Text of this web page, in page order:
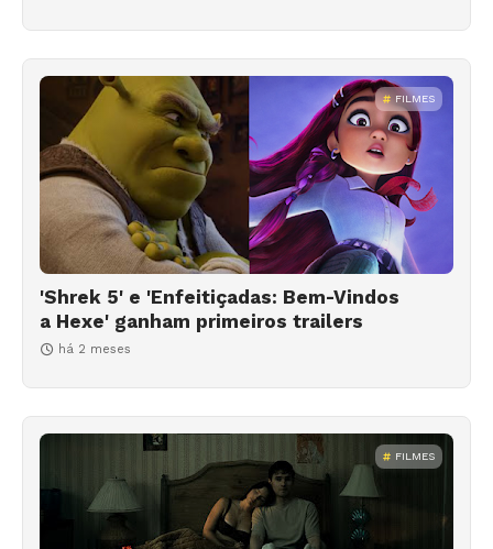
FILMES
'Shrek 5' e 'Enfeitiçadas: Bem-Vindos
a Hexe' ganham primeiros trailers
há 2 meses
FILMES